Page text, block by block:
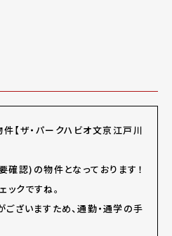
【ザ・パークハビオ文京江戸川
認)の物件となっております！
クですね。
ございますため、通勤・通学の手